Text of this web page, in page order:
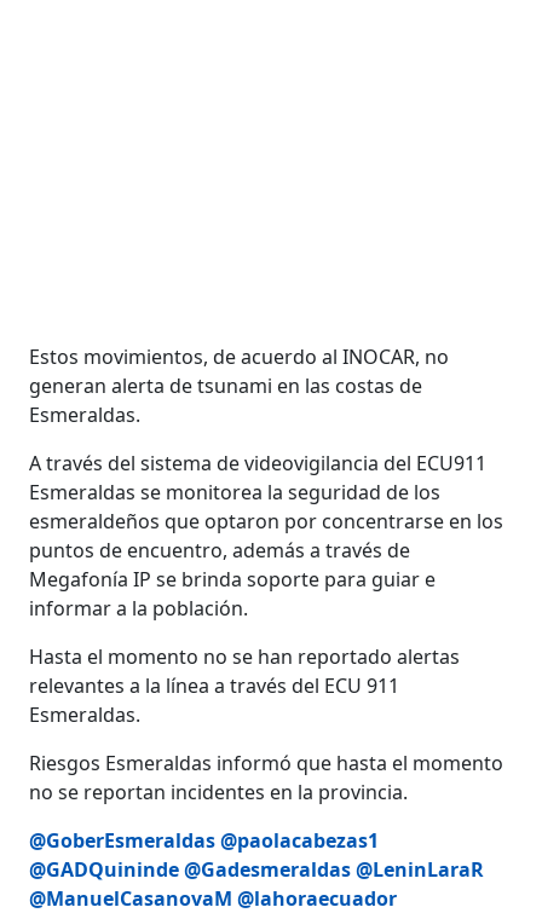
Estos movimientos, de acuerdo al INOCAR, no
generan alerta de tsunami en las costas de
Esmeraldas.
A través del sistema de videovigilancia del ECU911
Esmeraldas se monitorea la seguridad de los
esmeraldeños que optaron por concentrarse en los
puntos de encuentro, además a través de
Megafonía IP se brinda soporte para guiar e
informar a la población.
Hasta el momento no se han reportado alertas
relevantes a la línea a través del ECU 911
Esmeraldas.
Riesgos Esmeraldas informó que hasta el momento
no se reportan incidentes en la provincia.
@GoberEsmeraldas@paolacabezas1
@GADQuininde@Gadesmeraldas@LeninLaraR
@ManuelCasanovaM @lahoraecuador